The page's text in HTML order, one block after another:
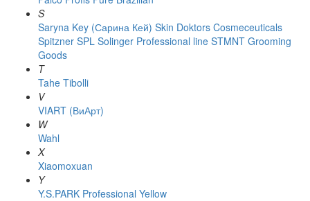
S
Saryna Key (Сарина Кей) Skin Doktors Cosmeceuticals
Spitzner SPL Solinger Professional line STMNT Grooming
Goods
T
Tahe Tibolli
V
VIART (ВиАрт)
W
Wahl
X
Xiaomoxuan
Y
Y.S.PARK Professional Yellow